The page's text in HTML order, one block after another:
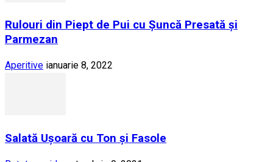
Rulouri din Piept de Pui cu Șuncă Presată și
Parmezan
Aperitive ianuarie 8, 2022
Salată Ușoară cu Ton și Fasole